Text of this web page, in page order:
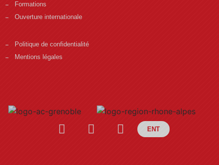
Formations
Ouverture internationale
Politique de confidentialité
Mentions légales
ENT